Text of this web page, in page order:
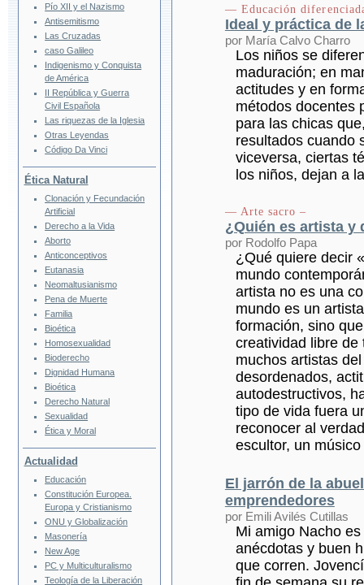
— Educación
Ideal y práctica de
por María Calvo Charro
Los niños se
maduración; en
actitudes y en
métodos docentes
para las chicas
resultados cuando
viceversa, ciertas
los niños, dejan a
— Arte sacro –
¿Quién es artista y
por Rodolfo Papa
¿Qué quiere decir
mundo
artista no es una
mundo es un
formación, sino
creatividad libre
muchos artistas
desordenados,
autodestructivos,
tipo de vida fuera
reconocer al
escultor, un
El jarrón de la
emprendedores
por Emili Avilés Cutillas
Mi amigo Nacho
anécdotas y buen
que corren.
Pío XII y el Nazismo
Antisemitismo
Las Cruzadas
caso Galileo
Indigenismo y Conquista
de América
II República y Guerra
Civil Española
Las riquezas de la Iglesia
Otras Leyendas
Código Da Vinci
Ética Natural
Clonación y Fecundación
Artificial
Derecho a la Vida
Aborto
Anticonceptivos
Eutanasia
Neomaltusianismo
Pena de Muerte
Familia
Bioética
Homosexualidad
Bioderecho
Dignidad Humana
Bioética
Derecho Natural
Sexualidad
Ética y Moral
Actualidad
Educación
Constitución Europea.
Europa y Cristianismo
ONU y Globalización
Masonería
New Age
PC y Multiculturalismo
Teología de la Liberación